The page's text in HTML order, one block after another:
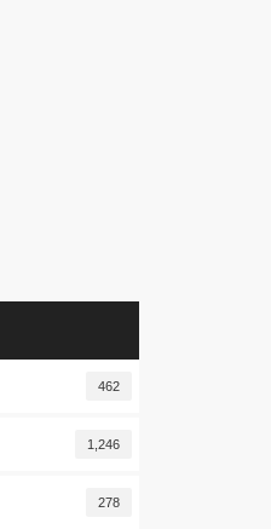
462
1,246
278